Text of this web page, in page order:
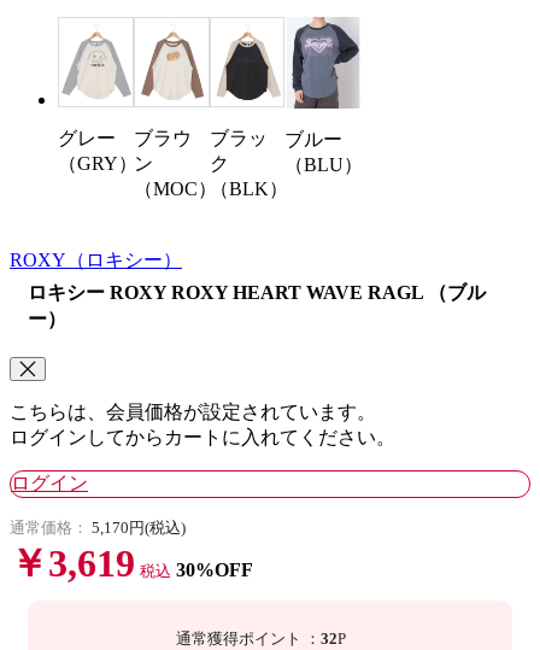
グレー
（GRY）
ブラウ
ン
（MOC）
ブラッ
ク
（BLK）
ブルー
（BLU）
ROXY （ロキシー）
ロキシー ROXY ROXY HEART WAVE RAGL （ブル
ー）
こちらは、会員価格が設定されています。
ログインしてからカートに入れてください。
ログイン
通常価格： 5,170円(税込)
￥3,619 税込 30%OFF
通常獲得ポイント ：32P